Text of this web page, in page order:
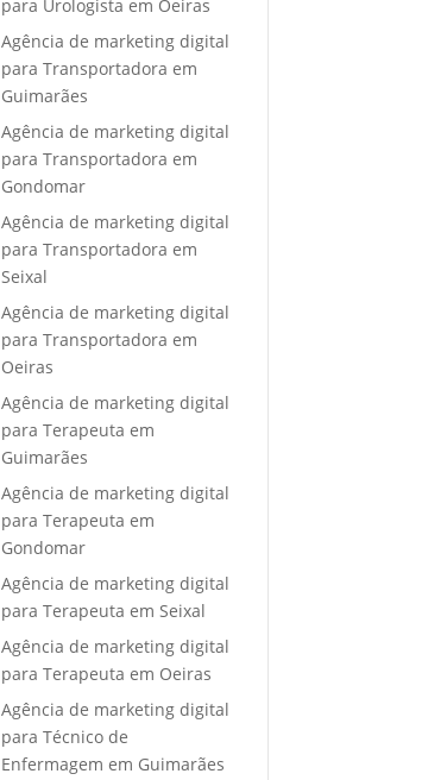
para Urologista em Oeiras
Agência de marketing digital
para Transportadora em
Guimarães
Agência de marketing digital
para Transportadora em
Gondomar
Agência de marketing digital
para Transportadora em
Seixal
Agência de marketing digital
para Transportadora em
Oeiras
Agência de marketing digital
para Terapeuta em
Guimarães
Agência de marketing digital
para Terapeuta em
Gondomar
Agência de marketing digital
para Terapeuta em Seixal
Agência de marketing digital
para Terapeuta em Oeiras
Agência de marketing digital
para Técnico de
Enfermagem em Guimarães